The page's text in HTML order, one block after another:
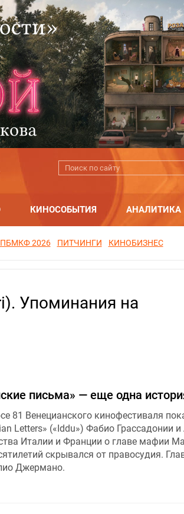
КИНОСОБЫТИЯ АНАЛИТИКА
2026 ПИТЧИНГИ КИНОБИЗНЕС
Упоминания на
письма» — еще одна
81 Венецианского кинофестиваля
Letters» («Iddu») Фабио Грассадонии
Италии и Франции о главе мафии
скрывался от правосудия.
Джермано.